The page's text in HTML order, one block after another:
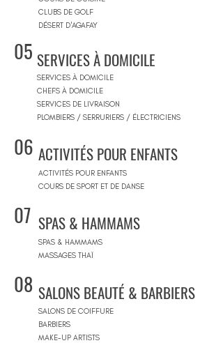
CLUBS DE GOLF
DÉSERT D'AGAFAY
05 SERVICES À DOMICILE
SERVICES À DOMICILE
CHEFS À DOMICILE
SERVICES DE LIVRAISON
PLOMBIERS / SERRURIERS / ÉLECTRICIENS
06 ACTIVITÉS POUR ENFANTS
ACTIVITÉS POUR ENFANTS
COURS DE SPORT ET DE DANSE
07 SPAS & HAMMAMS
SPAS & HAMMAMS
MASSAGES THAÏ
08 SALONS BEAUTÉ & BARBIERS
SALONS DE COIFFURE
BARBIERS
MAKE-UP ARTISTS